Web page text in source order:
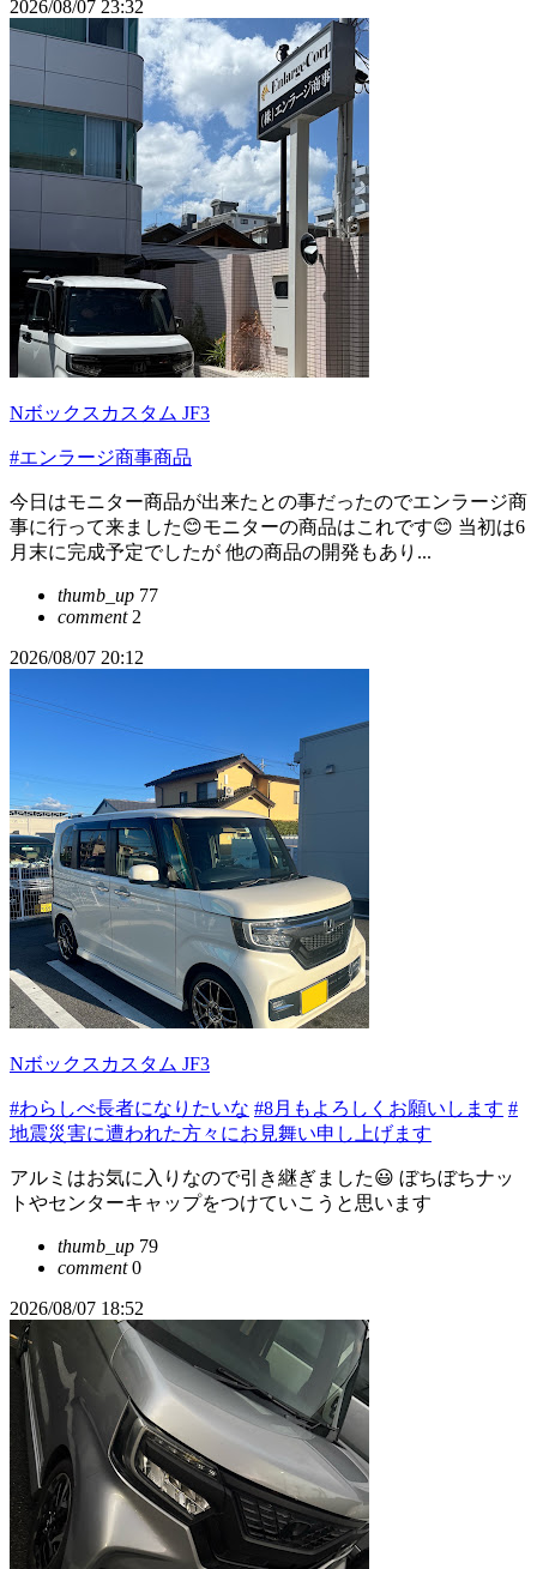
2026/08/07 23:32
Nボックスカスタム JF3
#エンラージ商事商品
今日はモニター商品が出来たとの事だったのでエンラージ商
事に行って来ました😊モニターの商品はこれです😊 当初は6
月末に完成予定でしたが 他の商品の開発もあり...
thumb_up 77
comment2
2026/08/07 20:12
Nボックスカスタム JF3
#わらしべ長者になりたいな #8月もよろしくお願いします #
地震災害に遭われた方々にお見舞い申し上げます
アルミはお気に入りなので引き継ぎました😃 ぼちぼちナッ
トやセンターキャップをつけていこうと思います
thumb_up 79
comment0
2026/08/07 18:52